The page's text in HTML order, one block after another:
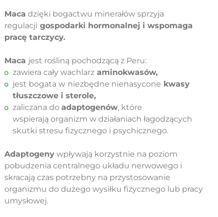
Maca dzięki bogactwu minerałów sprzyja
regulacji gospodarki hormonalnej i wspomaga
pracę tarczycy.
Maca jest rośliną pochodzącą z Peru:
zawiera cały wachlarz aminokwasów,
jest bogata w niezbędne nienasycone kwasy
tłuszczowe i sterole,
zaliczana do adaptogenów, które
wspierają organizm w działaniach łagodzących
skutki stresu fizycznego i psychicznego.
Adaptogeny wpływają korzystnie na poziom
pobudzenia centralnego układu nerwowego i
skracają czas potrzebny na przystosowanie
organizmu do dużego wysiłku fizycznego lub pracy
umysłowej.